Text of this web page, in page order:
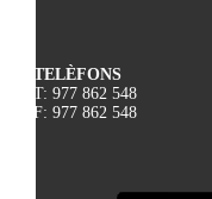
TELÈFONS
T: 977 862 548
F: 977 862 548